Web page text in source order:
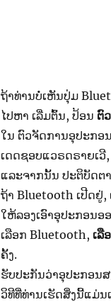
ຖ້າທ່ານບໍ່ເຫັນປຸ່ມ
ໄປຫາ ​ເລີ່​ມຕົ້ນ, ປ້ອນ ຕົ
ໃນ ຕົວ​ຈັດການ​ອຸປະກອ
ເດດຊອບແວຣດຣາຍເວີ,
ແລະຈາກນັ້ນ ປະຕິບັດຕ
ຖ້າ Bluetooth ເປີດຢູ່
ໃຫ້ລອງເອົາອຸປະກອນ
​ເລືອກ Bluetooth, ເລື
ຄັ້ງ.
ຮັບປະກັນວ່າອຸປະກອນ
ວິທີທີ່ທ່ານເຮັດສິ່ງນີ້ແມ່